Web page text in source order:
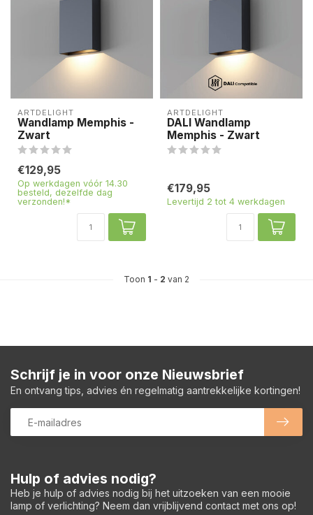
ARTDELIGHT
Wandlamp Memphis -
Zwart
€129,95
Op werkdagen vóór 14.30
besteld, dezelfde dag
verzonden!*
ARTDELIGHT
DALI Wandlamp
Memphis - Zwart
€179,95
Levertijd 2 tot 4 werkdagen
Toon 1 - 2 van 2
Hulp of advies nodig?
Heb je hulp of advies nodig bij het uitzoeken van een mooie
lamp of verlichting? Neem dan vrijblijvend contact met ons op!
Schrijf je in voor onze Nieuwsbrief
En ontvang tips, advies én regelmatig aantrekkelijke kortingen!